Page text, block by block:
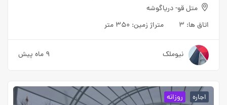
متل قو- دریاگوشه
اتاق ها: ۳ متراژ زمین: ۳۵۰ متر
نیوملک ۹ ماه پیش
اجاره روزانه